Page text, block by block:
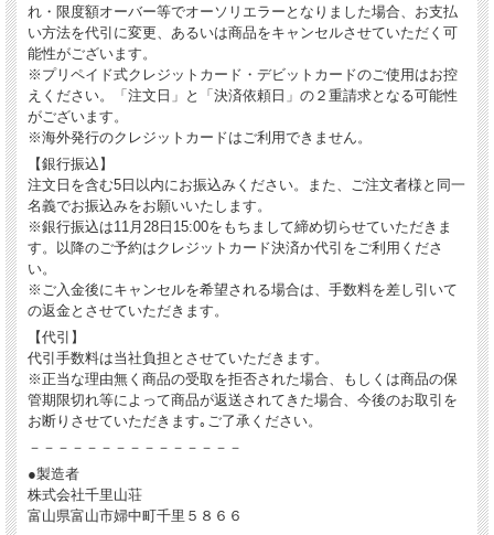
れ・限度額オーバー等でオーソリエラーとなりました場合、お支払
い方法を代引に変更、あるいは商品をキャンセルさせていただく可
能性がございます。
※プリペイド式クレジットカード・デビットカードのご使用はお控
えください。「注文日」と「決済依頼日」の２重請求となる可能性
がございます。
※海外発行のクレジットカードはご利用できません。
【銀行振込】
注文日を含む5日以内にお振込みください。また、ご注文者様と同一
名義でお振込みをお願いいたします。
※銀行振込は11月28日15:00をもちまして締め切らせていただきま
す。以降のご予約はクレジットカード決済か代引をご利用くださ
い。
※ご入金後にキャンセルを希望される場合は、手数料を差し引いて
の返金とさせていただきます。
【代引】
代引手数料は当社負担とさせていただきます。
※正当な理由無く商品の受取を拒否された場合、もしくは商品の保
管期限切れ等によって商品が返送されてきた場合、今後のお取引を
お断りさせていただきます｡ご了承ください。
－－－－－－－－－－－－－－－
●製造者
株式会社千里山荘
富山県富山市婦中町千里５８６６